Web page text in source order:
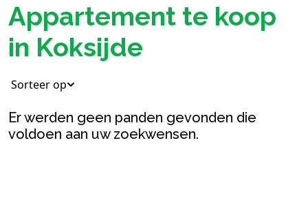
Appartement te koop
in Koksijde
Sorteer op
Er werden geen panden gevonden die
voldoen aan uw zoekwensen.